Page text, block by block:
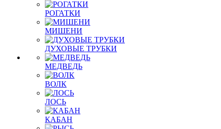
РОГАТКИ
МИШЕНИ
ДУХОВЫЕ ТРУБКИ
МЕДВЕДЬ
ВОЛК
ЛОСЬ
КАБАН